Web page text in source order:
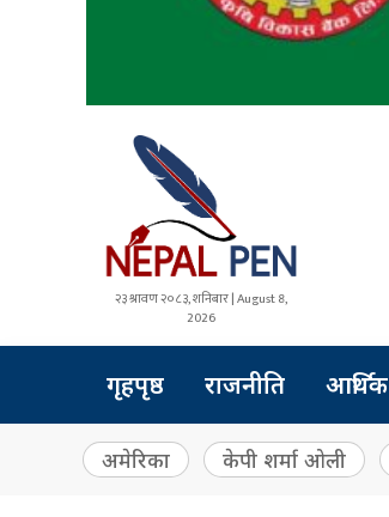
२३ श्रावण २०८३, शनिबार | August 8,
2026
गृहपृष्ठ राजनीति आर्थिक
अमेरिका केपी शर्मा ओली